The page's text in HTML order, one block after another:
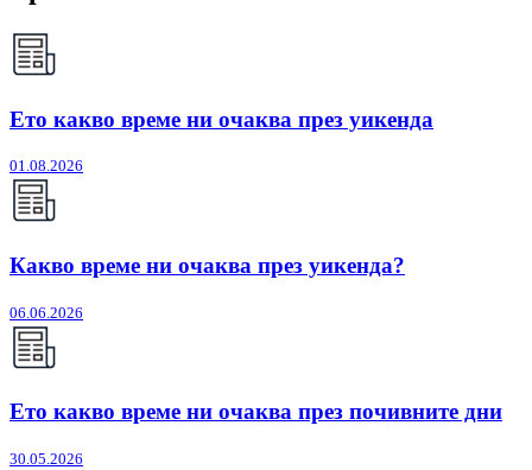
Ето какво време ни очаква през уикенда
01.08.2026
Какво време ни очаква през уикенда?
06.06.2026
Ето какво време ни очаква през почивните дни
30.05.2026